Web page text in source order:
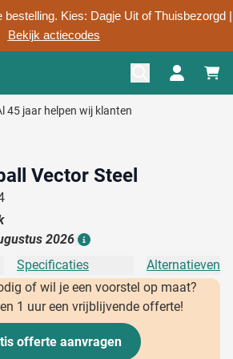
Kies: Dagje Uit of Thuisbezorgd |
Bekijk actiecodes
45 jaar helpen wij klanten
Vector Steel
2026
Specificaties
Alternatieven
of wil je een voorstel op maat?
1 uur een vrijblijvende offerte!
offerte aanvragen